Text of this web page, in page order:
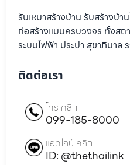
รับเหมาสร้างบ้าน รับสร้างบ้
ก่อสร้างแบบครบวงจร ทั้งสถ
ระบบไฟฟ้า ประปา สุขาภิบาล
ติดต่อเรา
โทร คลิก
099-185-8000
แอดไลน์ คลิก
ID: @thethailink